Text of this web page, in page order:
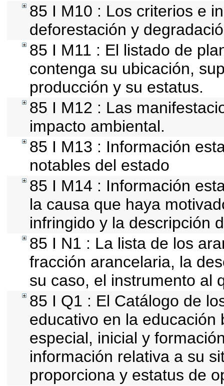
85 I M10 : Los criterios e
deforestación y
85 I M11 : El listado de
contenga su ubicación,
producción y su estatus.
85 I M12 : Las
impacto ambiental.
85 I M13 : Información
notables del estado
85 I M14 : Información
la causa que haya
infringido y la descripción
85 I N1 : La lista de los
fracción arancelaria, la
su caso, el instrumento al
85 I Q1 : El Catálogo de
educativo en la educación
especial, inicial y
información relativa a su
proporciona y estatus de